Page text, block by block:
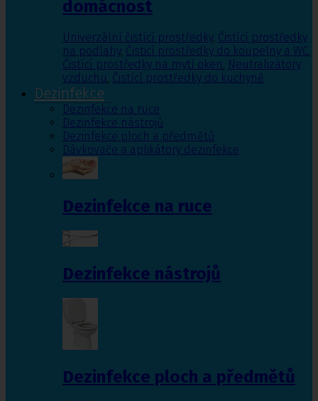
domácnost
Univerzální čistící prostředky, Čistící prostředky
na podlahy, Čisticí prostředky do koupelny a WC,
Čistící prostředky na mytí oken, Neutralizátory
vzduchu, Čistící prostředky do kuchyně
Dezinfekce
Dezinfekce na ruce
Dezinfekce nástrojů
Dezinfekce ploch a předmětů
Dávkovače a aplikátory dezinfekce
Dezinfekce na ruce
Dezinfekce nástrojů
Dezinfekce ploch a předmětů